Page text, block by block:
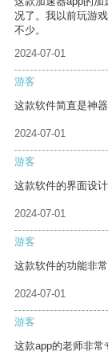
况了。我以前玩游
不少。
2024-07-01
游客
这款软件简直是神
2024-07-01
游客
这款软件的界面设
2024-07-01
游客
这款软件的功能非
2024-07-01
游客
这款app的老师非常